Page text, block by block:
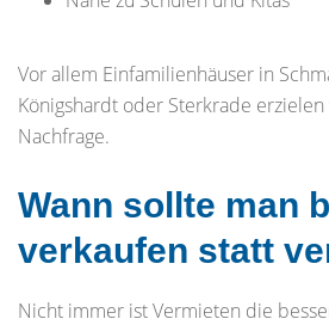
Vor allem Einfamilienhäuser in
Königshardt oder Sterkrade
Nachfrage.
Wann sollte man
verkaufen statt
Nicht immer ist Vermieten die